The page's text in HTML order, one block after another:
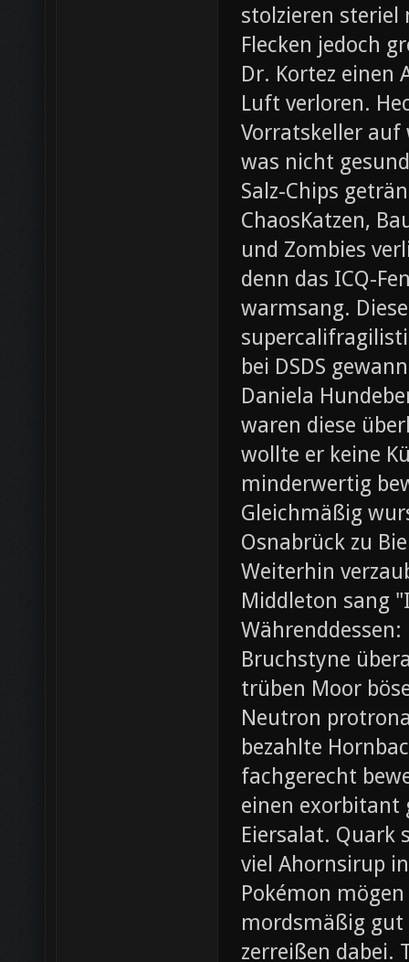
stolzieren steriel
Flecken jedoch
Dr. Kortez einen
Luft verloren.
Vorratskeller
was nicht
Salz-Chips
ChaosKatzen,
und Zombies
denn das ICQ-
warmsang.
bei DSDS
Daniela
waren diese
wollte er keine
minderwertig
Gleichmäßig
Osnabrück zu
Weiterhin
Middleton sang
Bruchstyne
trüben Moor
Neutron
bezahlte
fachgerecht
einen exorbitant
Eiersalat. Quark
viel Ahornsirup
Pokémon
mordsmäßig gut
zerreißen dabei.